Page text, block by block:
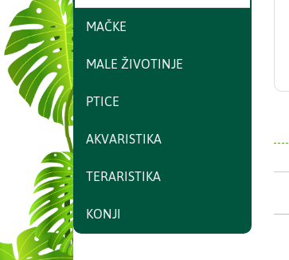
MAČKE
MALE ŽIVOTINJE
PTICE
AKVARISTIKA
TERARISTIKA
KONJI